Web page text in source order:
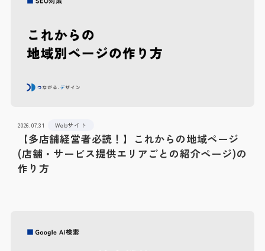
【多店舗経営者必読！】これからの地域ページ
(店舗・サービス提供エリアごとの紹介ページ)の
作り方
2026.07.31 Webサイト